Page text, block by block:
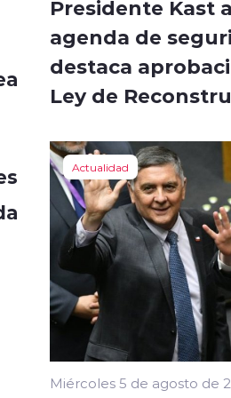
Presidente Kast
agenda de
destaca
Ley de
Actualidad
Miércoles 5 de agosto de